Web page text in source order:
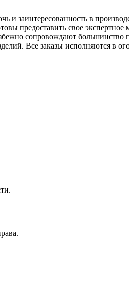
и заинтересованность в
предоставить свое
сопровождают большинство
Все заказы исполняются в